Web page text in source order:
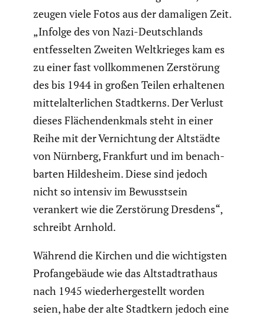
zeugen viele Fotos aus der damaligen Zeit.
„Infolge des von Nazi-Deutsch­lands
entfes­selten Zweiten Weltkrieges kam es
zu einer fast vollkom­menen Zerstö­rung
des bis 1944 in großen Teilen erhal­tenen
mittel­al­ter­li­chen Stadt­kerns. Der Verlust
dieses Flächen­denk­mals steht in einer
Reihe mit der Vernich­tung der Altstädte
von Nürnberg, Frankfurt und im benach­
barten Hildes­heim. Diese sind jedoch
nicht so intensiv im Bewusst­sein
verankert wie die Zerstö­rung Dresdens“,
schreibt Arnhold.
Während die Kirchen und die wichtigsten
Profan­ge­bäude wie das Altstadt­rat­haus
nach 1945 wieder­her­ge­stellt worden
seien, habe der alte Stadtkern jedoch eine